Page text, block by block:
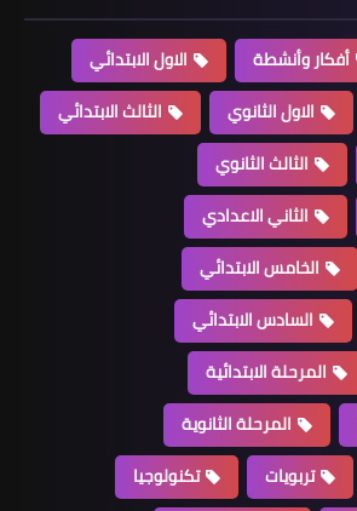
أفكار وأنشطة
الاول الابتدائي
الاول الثانوي
الثالث الابتدائي
الثالث الثانوي
الثاني الاعدادي
الخامس الابتدائي
السادس الابتدائي
المرحلة الابتدائية
المرحلة الثانوية
تربويات
تكنولوجيا